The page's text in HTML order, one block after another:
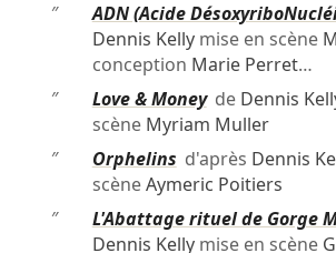
″
ADN (Acide
Dennis Kellymise en scène
conception Marie Perret…
″
Love & Moneyde Dennis
scène Myriam Muller
″
Orphelins d'après Dennis
scèneAymeric Poitiers
″
L'Abattage rituel de Gorge
Dennis Kellymise en scène